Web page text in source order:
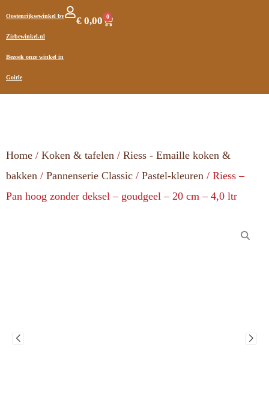
Oostenrijksewinkel by
Zirbewinkel.nl
Bezoek onze winkel in
Goirle
€ 0,00 0
Home / Koken & tafelen / Riess - Emaille koken &
bakken / Pannenserie Classic / Pastel-kleuren / Riess –
Pan hoog zonder deksel – goudgeel – 20 cm – 4,0 ltr